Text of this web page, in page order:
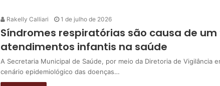
Rakelly Calliari 1 de julho de 2026
Síndromes respiratórias são causa de
atendimentos infantis na saúde
A Secretaria Municipal de Saúde, por meio da Diretoria de Vigilância
cenário epidemiológico das doenças…